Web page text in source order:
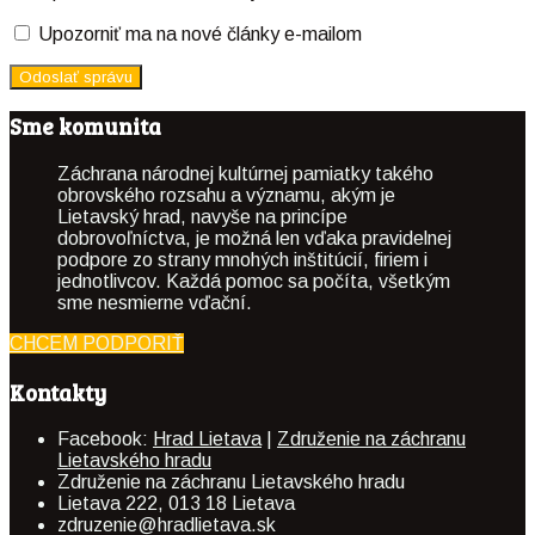
Upozorniť ma na nové články e-mailom
Sme komunita
Záchrana národnej kultúrnej pamiatky takého
obrovského rozsahu a významu, akým je
Lietavský hrad, navyše na princípe
dobrovoľníctva, je možná len vďaka pravidelnej
podpore zo strany mnohých inštitúcií, firiem i
jednotlivcov. Každá pomoc sa počíta, všetkým
sme nesmierne vďační.
CHCEM PODPORIŤ
Kontakty
Facebook: Hrad Lietava
Združenie na záchranu
Lietavského hradu
Združenie na záchranu Lietavského hradu
Lietava 222, 013 18 Lietava
zdruzenie@hradlietava.sk